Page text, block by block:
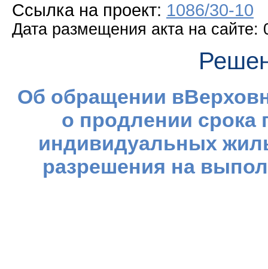
Ссылка на проект: 1086/30-10
Дата размещения акта на сайте:
Об обращении
о продлении срока
индивидуальных
разрешения на